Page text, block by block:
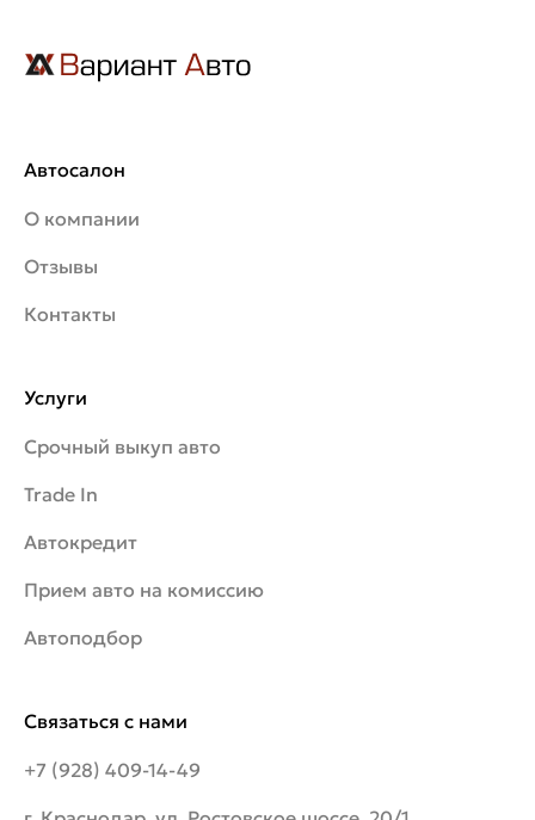
Автосалон
О компании
Отзывы
Контакты
Связаться с нами
+7 (928) 409-14-49
Услуги
Срочный выкуп авто
Trade In
Автокредит
Прием авто на комиссию
Автоподбор